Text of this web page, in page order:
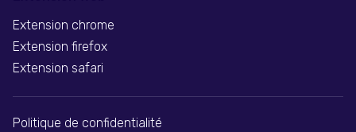
Extension chrome
Extension firefox
Extension safari
Politique de confidentialité